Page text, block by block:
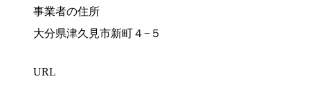
事業者の住所
大分県津久見市新町４−５
URL